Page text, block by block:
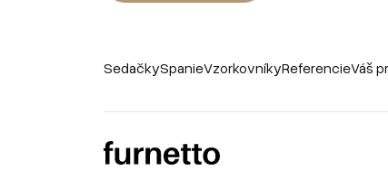
SedačkySpanieVzorkovníkyReferencieVáš